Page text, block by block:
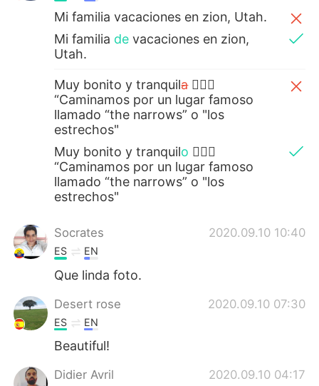
Türkçe Tiếng Việt
Português
Mi familia vacaciones en zion, Utah.
Mi familia devacaciones en zion,
Utah.
Muy bonito y tranquila💆🏻‍♀️
“Caminamos por un lugar famoso
llamado “the narrows” o "los
estrechos"
Muy bonito y tranquilo 💆🏻‍♀️
“Caminamos por un lugar famoso
llamado “the narrows” o "los
estrechos"
Socrates 2020.09.10 10:40
ES EN
Que linda foto.
Desert rose 2020.09.10 07:30
ES EN
Beautiful!
Didier Avril 2020.09.10 04:17